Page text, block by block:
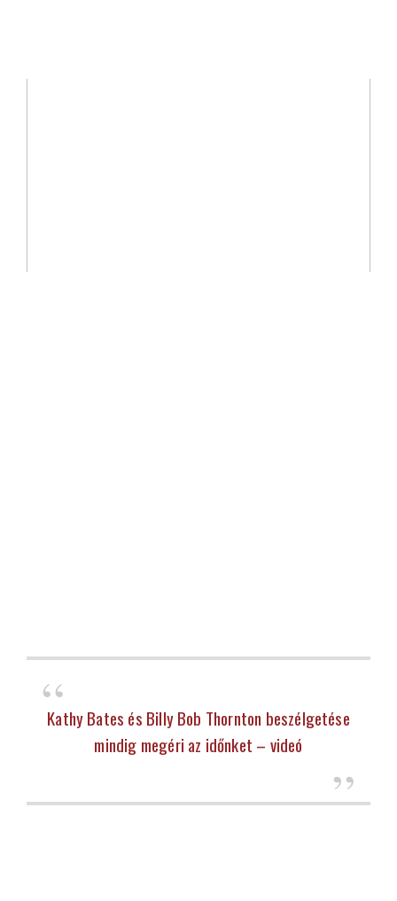
Kathy Bates és Billy Bob Thornton beszélgetése
mindig megéri az időnket – videó